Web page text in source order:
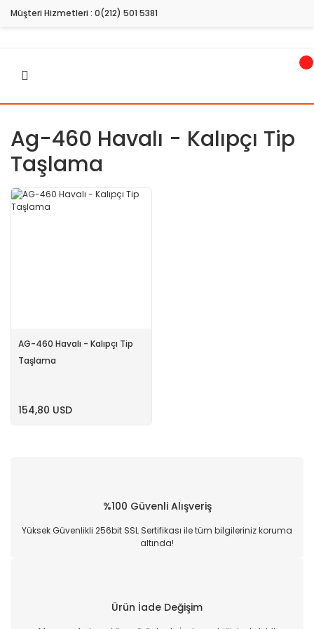
Müşteri Hizmetleri : 0(212) 501 5381
Ag-460 Havalı - Kalıpçı Tip
Taşlama
AG-460 Havalı - Kalıpçı Tip
Taşlama
154,80 USD
%100 Güvenli Alışveriş
Yüksek Güvenlikli 256bit SSL Sertifikası ile tüm bilgileriniz koruma
altında!
Ürün İade Değişim